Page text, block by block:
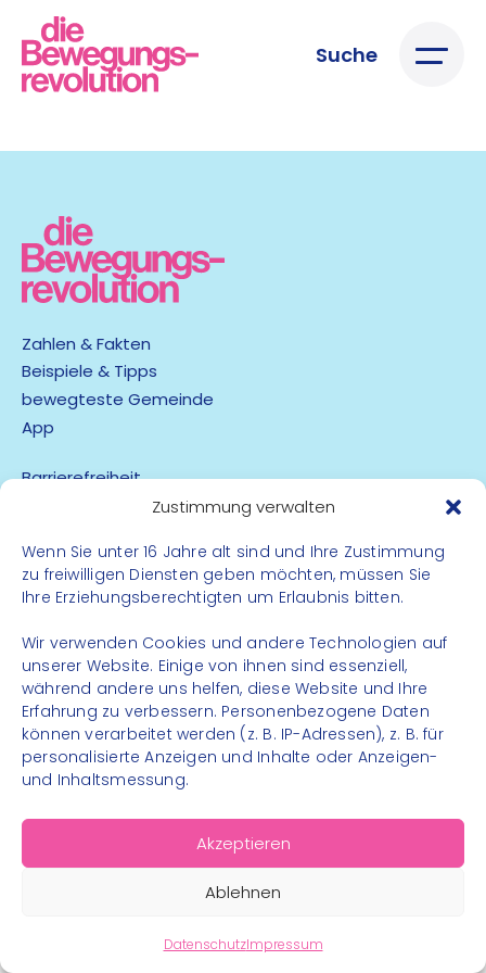
Zustimmung verwalten
Wenn Sie unter 16 Jahre alt sind und Ihre Zustimmung
zu freiwilligen Diensten geben möchten, müssen Sie
Ihre Erziehungsberechtigten um Erlaubnis bitten.
Wir verwenden Cookies und andere Technologien auf
unserer Website. Einige von ihnen sind essenziell,
während andere uns helfen, diese Website und Ihre
Erfahrung zu verbessern. Personenbezogene Daten
können verarbeitet werden (z. B. IP-Adressen), z. B. für
personalisierte Anzeigen und Inhalte oder Anzeigen-
und Inhaltsmessung.
Akzeptieren
Ablehnen
DatenschutzImpressum
Suche
Zahlen & Fakten
Beispiele & Tipps
bewegteste Gemeinde
App
Barrierefreiheit
Kontakt
Instagram
Facebook
© 2026 – Bewegungsland Steiermark gGmbH - Alle